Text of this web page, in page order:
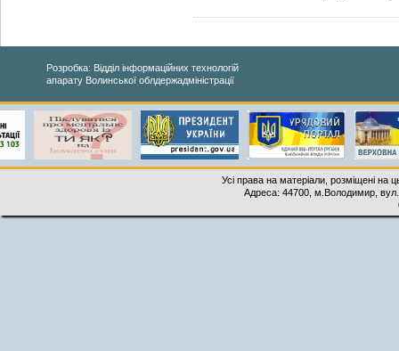
Розробка: Відділ інформаційних технологій
апарату Волинської облдержадміністрації
Усі права на матеріали, розміщені на
Адреса: 44700, м.Володимир,